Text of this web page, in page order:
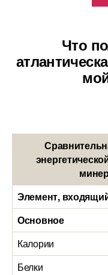
Что
Элемент,
Основное
Калории
Белки